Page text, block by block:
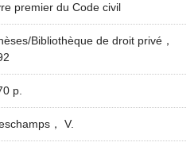
premier du Code civil
Bibliothèque de droit privé，
p.
， V.